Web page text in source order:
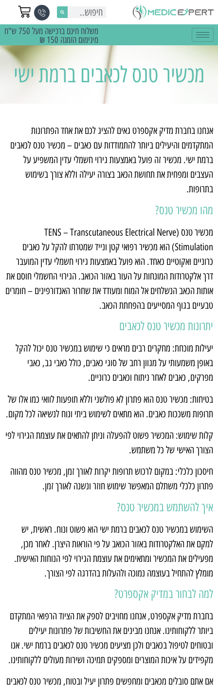
משלוח חינם ברכישה מעל 750 ש"ח
מינימום הזמנה 150 ₪
מכשיר טנס לכאבים ברמת ישי
אנחנו בחברת מדיק אקספרט גאים להציג לכם את אחד הפתרונות
המתקדמים והיעילים ביותר להתמודדות עם כאבים – מכשיר טנס לכאבים
ברמת ישי. מכשיר זה פועל באמצעות גירוי חשמלי עדין המשפיע על
העצבים ומפחית את תחושת הכאב בצורה יעילה וללא צורך בשימוש
בתרופות.
מהו מכשיר טנס?
מכשיר טנס (TENS – Transcutaneous Electrical Nerve
Stimulation) הוא מכשיר רפואי קטן ונייד שמטרתו להקל על כאבים
כרוניים ואקוטיים כאחד. הוא פועל באמצעות גירוי חשמלי עדין המועבר
דרך אלקטרודות המונחות על העור באזור הכואב. הגירוי החשמלי חוסם את
אותות הכאב הנשלחים אל המוח ומעודד את שחרור האנדורפינים – חומרים
טבעיים בגוף המסייעים בהפחתת הכאב.
יתרונות מכשיר טנס לכאבים
יעילות מוכחת: מחקרים רבים מראים כי שימוש במכשיר טנס יכול להקל
באופן משמעותי על מגוון רחב של סוגי כאבים, כולל כאבי גב, כאבי
מפרקים, כאבים לאחר ניתוח וכאבים כרוניים.
בטיחות: מכשיר טנס הוא פתרון לא פולשני וללא תופעות לוואי כמו אלו של
תרופות משככות כאבים. הוא מתאים לשימוש ביתי ונוח לנשיאה לכל מקום.
קלות שימוש: המכשיר פשוט להפעלה וניתן להתאים את עוצמת הגירוי לפי
הצורך האישי של כל משתמש.
חיסכון כלכלי: במקום לרכוש תרופות יקרות לאורך זמן, מכשיר טנס מהווה
פתרון כלכלי משתלם המאפשר שימוש חוזר ונשנה לאורך זמן.
איך להשתמש במכשיר טנס?
השימוש במכשיר טנס לכאבים ברמת ישי הוא פשוט ונוח. ראשית, יש
למקם את האלקטרודות באזור הכואב על פי הוראות היצרן. לאחר מכן,
מפעילים את המכשיר ומתאימים את עוצמת הגירוי לפי הנוחות האישית.
מומלץ להתחיל בעוצמה נמוכה ולהעלות בהדרגה לפי הצורך.
למה לבחור במדיק אקספרט?
בחברת מדיק אקספרט, אנחנו מחויבים לספק את הציוד הרפואי המתקדם
ביותר ללקוחותינו. אנחנו מבינים את החשיבות של פתרונות יעילים
ובטוחים לטיפול בכאבים ולכן מציעים מכשיר טנס לכאבים ברמת ישי. אנו
מקפידים על איכות המוצרים ומספקים תמיכה ושירות מעולים ללקוחותינו.
אם אתם סובלים מכאבים ומחפשים פתרון יעיל ובטוח, מכשיר טנס לכאבים